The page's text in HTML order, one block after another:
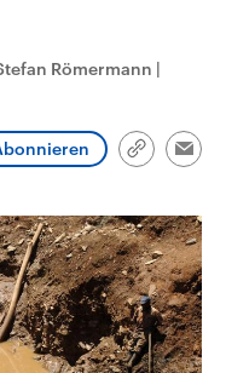
Römermann |
Link